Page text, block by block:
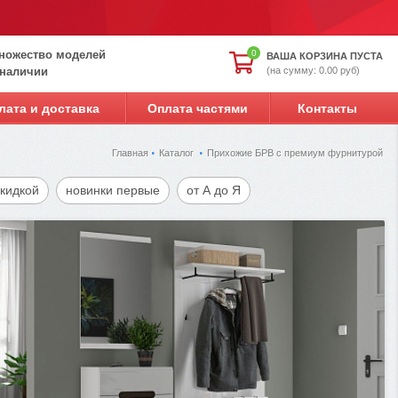
0
ВАША КОРЗИНА ПУСТА
(на сумму: 0.00 руб)
моделей
и доставка Оплата частями Контакты
Главная Каталог Прихожие БРВ с премиум фурнитурой
новинки первые от А до Я